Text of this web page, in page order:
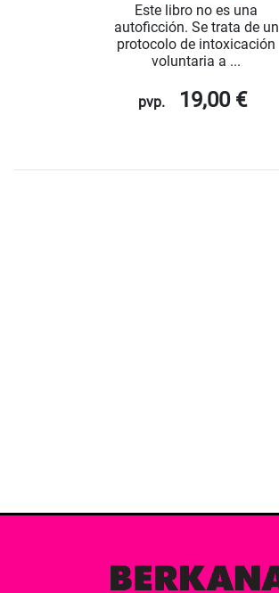
Este libro no es una
autoficción. Se trata de un
protocolo de intoxicación
voluntaria a ...
pvp. 19,00 €